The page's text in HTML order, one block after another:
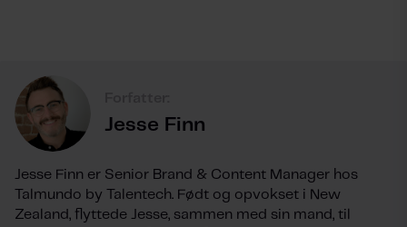
Jesse Finn
Jesse Finn er Senior Brand & Content Manager hos
Talmundo by Talentech. Født og opvokset i New
Zealand, flyttede Jesse, sammen med sin mand, til